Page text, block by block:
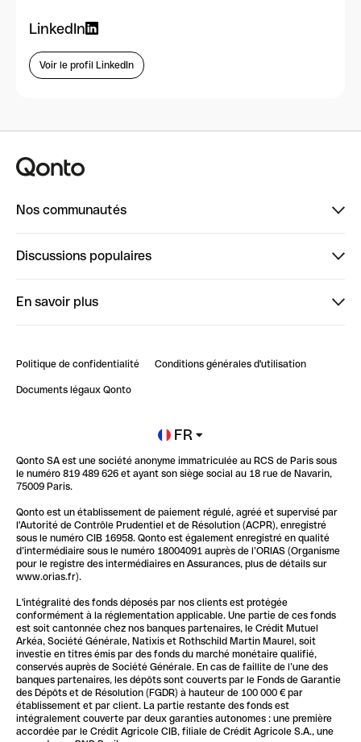
LinkedIn
Voir le profil LinkedIn
Nos communautés
ClubQonto
Discussions populaires
Impact de l'IA sur les carrières/productivité
En savoir plus
Blog
Newsroom
Glossaire finance
Politique de confidentialité Conditions générales d'utilisation
Documents légaux Qonto
FR
Qonto SA est une société anonyme immatriculée au RCS de Paris sous
le numéro 819 489 626 et ayant son siège social au 18 rue de Navarin,
75009 Paris.
Qonto est un établissement de paiement régulé, agréé et supervisé par
l'Autorité de Contrôle Prudentiel et de Résolution (ACPR), enregistré
sous le numéro CIB 16958. Qonto est également enregistré en qualité
d’intermédiaire sous le numéro 18004091 auprès de l’ORIAS (Organisme
pour le registre des intermédiaires en Assurances, plus de détails sur
www.orias.fr).
L'intégralité des fonds déposés par nos clients est protégée
conformément à la réglementation applicable. Une partie de ces fonds
est soit cantonnée chez nos banques partenaires, le Crédit Mutuel
Arkéa, Société Générale, Natixis et Rothschild Martin Maurel, soit
investie en titres émis par des fonds du marché monétaire qualifié,
conservés auprès de Société Générale. En cas de faillite de l’une des
banques partenaires, les dépôts sont couverts par le Fonds de Garantie
des Dépôts et de Résolution (FGDR) à hauteur de 100 000 € par
établissement et par client. La partie restante des fonds est
intégralement couverte par deux garanties autonomes : une première
accordée par le Crédit Agricole CIB, filiale de Crédit Agricole S.A., une